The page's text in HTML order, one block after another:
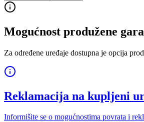
Mogućnost produžene
Za određene uređaje dostupna je opcija
Reklamacija na kupljeni
Informišite se o mogućnostima povrata i